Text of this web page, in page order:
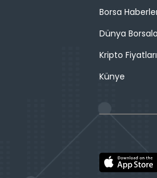
Borsa
Dünya
Kripto Fiyatları
Künye